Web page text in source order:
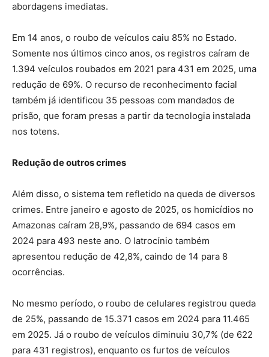
abordagens imediatas.
Em 14 anos, o roubo de veículos caiu 85% no Estado.
Somente nos últimos cinco anos, os registros caíram de
1.394 veículos roubados em 2021 para 431 em 2025, uma
redução de 69%. O recurso de reconhecimento facial
também já identificou 35 pessoas com mandados de
prisão, que foram presas a partir da tecnologia instalada
nos totens.
Redução de outros crimes
Além disso, o sistema tem refletido na queda de diversos
crimes. Entre janeiro e agosto de 2025, os homicídios no
Amazonas caíram 28,9%, passando de 694 casos em
2024 para 493 neste ano. O latrocínio também
apresentou redução de 42,8%, caindo de 14 para 8
ocorrências.
No mesmo período, o roubo de celulares registrou queda
de 25%, passando de 15.371 casos em 2024 para 11.465
em 2025. Já o roubo de veículos diminuiu 30,7% (de 622
para 431 registros), enquanto os furtos de veículos